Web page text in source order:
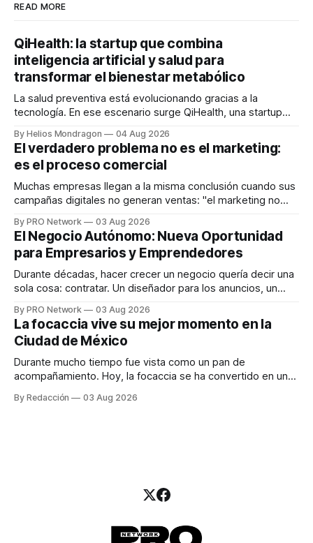
READ MORE
QiHealth: la startup que combina
inteligencia artificial y salud para
transformar el bienestar metabólico
La salud preventiva está evolucionando gracias a la
tecnología. En ese escenario surge QiHealth, una startup
dispositivos inteligentes, inteligencia artificial y monitoreo
en tiempo real para ayudar a las personas a tomar mejores
decisiones sobre su salud metabólica. Su propuesta busca
responder
By Helios Mondragon 04 Aug 2026
El verdadero problema no es el marketing:
es el proceso comercial
Muchas empresas llegan a la misma conclusión cuando sus
campañas digitales no generan ventas: "el marketing no
INTERIUS, el problema suele estar en otro lugar. Durante
una entrevista para el podcast SER PRO, el especialista en
marketing digital explicó que
By PRO Network 03 Aug 2026
El Negocio Autónomo: Nueva Oportunidad
para Empresarios y Emprendedores
Durante décadas, hacer crecer un negocio quería decir una
sola cosa: contratar. Un diseñador para los anuncios, un
para los textos, alguien que supiera de publicidad digital
para encontrar prospectos, un vendedor para atender
llamadas y mensajes, y —con suerte— una persona
By PRO Network 03 Aug 2026
La focaccia vive su mejor momento en la
Ciudad de México
Durante mucho tiempo fue vista como un pan de
acompañamiento. Hoy, la focaccia se ha convertido en uno
artesanal, ingredientes de calidad y experiencias que
By Redacción 03 Aug 2026